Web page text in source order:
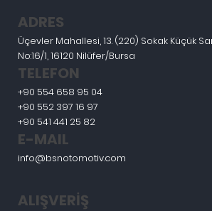
ADRES
Üçevler Mahallesi, 13. (220) Sokak Küçük
No:16/1, 16120 Nilüfer/Bursa
TELEFON
+90 554 658 95 04
+90 552 397 16 97
+90 541 441 25 82
E-MAIL
info@bsnotomotiv.com
ALIŞVERİŞ